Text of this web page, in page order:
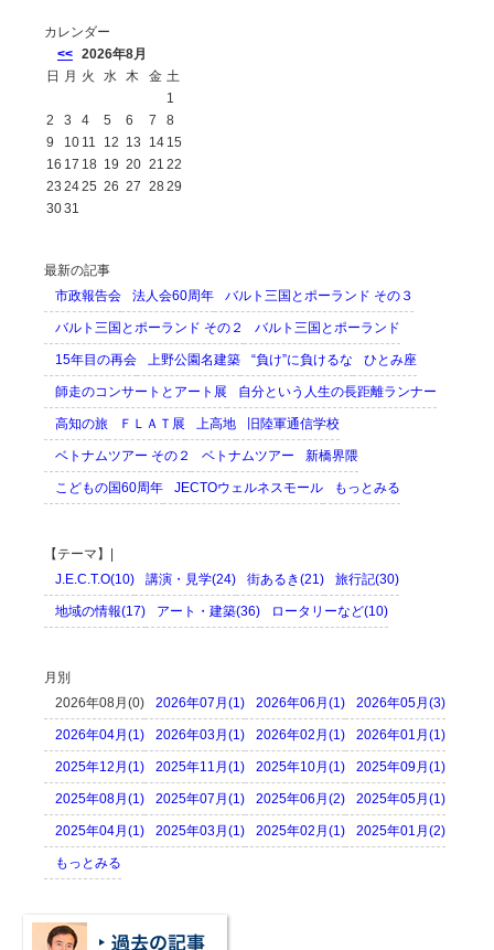
カレンダー
<<
2026年8月
日
月 火 水 木 金 土
1
2
3 4 5 6 7
8
9
10 11 12 13 14 15
16 17 18 19 20 21 22
23 2425 26 27 2829
3031
最新の記事
市政報告会
法人会60周年 バルト三国とポーランド その３
バルト三国とポーランド その２ バルト三国とポーランド
15年目の再会 上野公園名建築 “負け”に負けるな ひとみ座
師走のコンサートとアート展 自分という人生の長距離ランナー
高知の旅 ＦＬＡＴ展 上高地 旧陸軍通信学校
ベトナムツアー その２ ベトナムツアー 新橋界隈
こどもの国60周年 JECTOウェルネスモール もっとみる
【テーマ】|
J.E.C.T.O(10)
講演・見学(24) 街あるき(21) 旅行記(30)
地域の情報(17) アート・建築(36) ロータリーなど(10)
月別
2026年08月(0)
2026年07月(1) 2026年06月(1) 2026年05月(3)
2026年04月(1) 2026年03月(1) 2026年02月(1) 2026年01月(1)
2025年12月(1) 2025年11月(1) 2025年10月(1) 2025年09月(1)
2025年08月(1) 2025年07月(1) 2025年06月(2) 2025年05月(1)
2025年04月(1) 2025年03月(1) 2025年02月(1) 2025年01月(2)
もっとみる